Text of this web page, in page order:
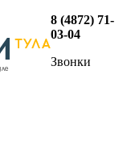
8 (4872) 71-
03-04
Звонки